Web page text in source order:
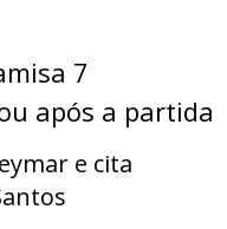
7
após a partida
e cita